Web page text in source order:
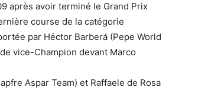
après avoir terminé le Grand Prix
course de la catégorie
par Héctor Barberá (Pepe World
vice-Champion devant Marco
Aspar Team) et Raffaele de Rosa